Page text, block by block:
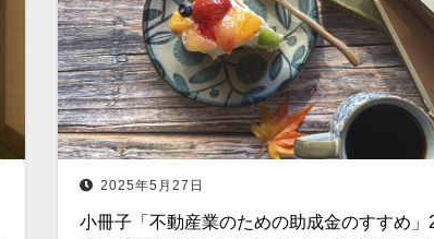
2025年5月27日
小冊子「不動産業のための助成金のすすめ」